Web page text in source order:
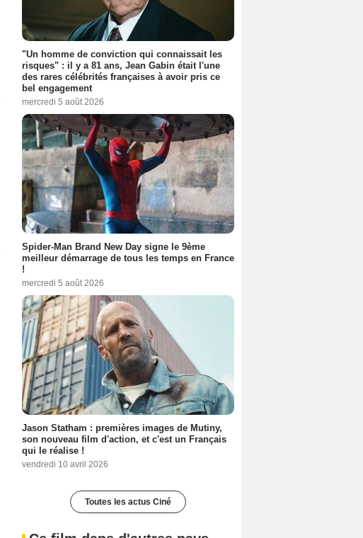
"Un homme de conviction qui connaissait les
risques" : il y a 81 ans, Jean Gabin était l'une
des rares célébrités françaises à avoir pris ce
bel engagement
mercredi 5 août 2026
Spider-Man Brand New Day signe le 9ème
meilleur démarrage de tous les temps en France
!
mercredi 5 août 2026
Jason Statham : premières images de Mutiny,
son nouveau film d'action, et c'est un Français
qui le réalise !
vendredi 10 avril 2026
Toutes les actus Ciné